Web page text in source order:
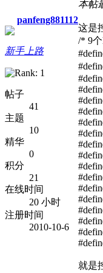
panfeng881112
新手上路
帖子
41
主题
10
精华
0
积分
21
在线时间
20 小时
注册时间
2010-10-6
本帖
这是
/* 9
就是